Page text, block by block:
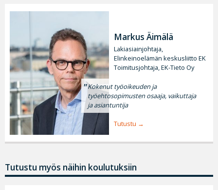
Markus Äimälä
Lakiasiainjohtaja,
Elinkeinoelämän keskusliitto EK
Toimitusjohtaja, EK-Tieto Oy
Kokenut työoikeuden ja
työehtosopimusten osaaja, vaikuttaja
ja asiantuntija
Tutustu
Tutustu myös näihin koulutuksiin